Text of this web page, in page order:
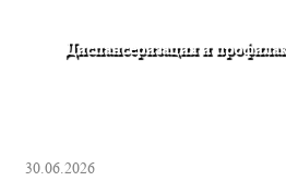
Диспансеризация и
30.06.2026